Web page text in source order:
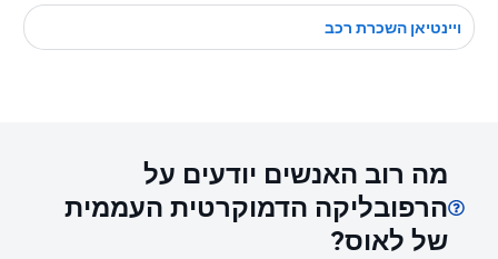
ויינטיאן השכרת רכב
מה רוב האנשים יודעים על
הרפובליקה הדמוקרטית העממית
של לאוס?